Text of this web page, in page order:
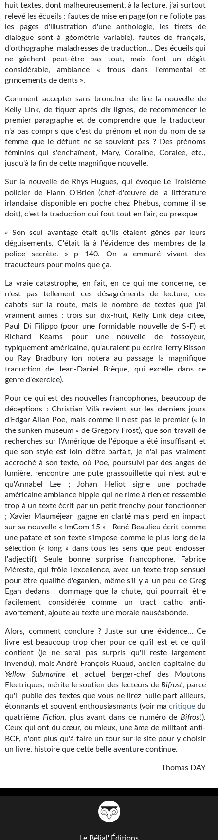
PLUS
À paraître
Revue de presse
Récompenses
Le Bélial' sur Youtube
LE BLOG BIFROST
Tous les articles
Journal d'un homme des bois
FORUMS
CONTACT
Nous contacter
Soumettre un manuscrit
Support technique
huit textes, dont malheureusement, à la lecture, j'ai surtout
relevé les écueils : fautes de mise en page (on ne foliote pas
les pages d'illustration d'une anthologie, les tirets de
dialogue sont à géométrie variable), fautes de français,
d'orthographe, maladresses de traduction… Des écueils qui
ne gâchent peut-être pas tout, mais font un dégât
considérable, ambiance « trous dans l'emmental et
grincements de dents ».
Comment accepter sans broncher de lire la nouvelle de
Kelly Link, de tiquer après dix lignes, de recommencer le
premier paragraphe et de comprendre que le traducteur
n'a pas compris que c'est du prénom et non du nom de sa
femme que le défunt ne se souvient pas ? Des prénoms
féminins qui s'enchaînent, Mary, Coraline, Coralee, etc.,
jusqu'à la fin de cette magnifique nouvelle.
Sur la nouvelle de Rhys Hugues, qui évoque Le Troisième
policier de Flann O'Brien (chef-d'œuvre de la littérature
irlandaise disponible en poche chez Phébus, comme il se
doit), c'est la traduction qui fout tout en l'air, ou presque :
« Son seul avantage était qu'ils étaient gênés par leurs
déguisements. C'était là à l'évidence des membres de la
police secrète. » p 140. On a emmuré vivant des
traducteurs pour moins que ça.
La vraie catastrophe, en fait, en ce qui me concerne, ce
n'est pas tellement ces désagréments de lecture, ces
cahots sur la route, mais le nombre de textes que j'ai
vraiment aimés : trois sur dix-huit, Kelly Link déjà citée,
Paul Di Filippo (pour une formidable nouvelle de S-F) et
Richard Kearns pour une nouvelle de fossoyeur,
typiquement américaine, qu'auraient pu écrire Terry Bisson
ou Ray Bradbury (on notera au passage la magnifique
traduction de Jean-Daniel Brèque, qui excelle dans ce
genre d'exercice).
Pour ce qui est des nouvelles francophones, beaucoup de
déceptions : Christian Vilà revient sur les derniers jours
d'Edgar Allan Poe, mais comme il n'est pas le premier (« In
the sunken museum » de Gregory Frost), que son travail de
recherches sur l'Amérique de l'époque a été insuffisant et
que son style est loin d'être parfait, je n'ai pas vraiment
accroché à son texte, où Poe, poursuivi par des anges de
lumière, rencontre une pute grassouillette qui n'est autre
qu'Annabel Lee ; Johan Heliot signe une pochade
américaine ambiance hippie qui ne rime à rien et ressemble
trop à un texte écrit par un petit frenchy pour fonctionner
; Xavier Mauméjean gagne en clarté mais perd en impact
sur sa nouvelle « ImCom 15 » ; René Beaulieu écrit comme
une patate et son texte s'impose comme le plus long de la
sélection (« long » dans tous les sens que peut endosser
l'adjectif). Seule bonne surprise francophone, Fabrice
Méreste, qui frôle l'excellence, avec un texte trop sensuel
pour être qualifié d'eganien, même s'il y a un peu de Greg
Egan dedans ; dommage que la chute, qui pourrait être
facilement considérée comme un tract catho anti-
avortement, ajoute au texte une morale nauséabonde.
Alors, comment conclure ? Juste sur une évidence… Ce
livre est beaucoup trop cher pour ce qu'il est et ce qu'il
contient (je ne serai pas surpris qu'il reste largement
invendu), mais André-François Ruaud, ancien capitaine du
Yellow Submarine et actuel berger-chef des Moutons
Electriques, mérite le soutien des lecteurs de Bifrost, parce
qu'il publie des textes que vous ne lirez nulle part ailleurs,
étonnants et souvent enthousiasmants (voir ma critiquedu
quatrième Fiction, plus avant dans ce numéro de Bifrost).
Ceux qui ont du cœur, ou mieux, une âme de militant anti-
BCF, n'ont plus qu'à faire un tour sur le site pour y choisir
un livre, histoire que cette belle aventure continue.
Thomas DAY
Le Bélial' Éditions